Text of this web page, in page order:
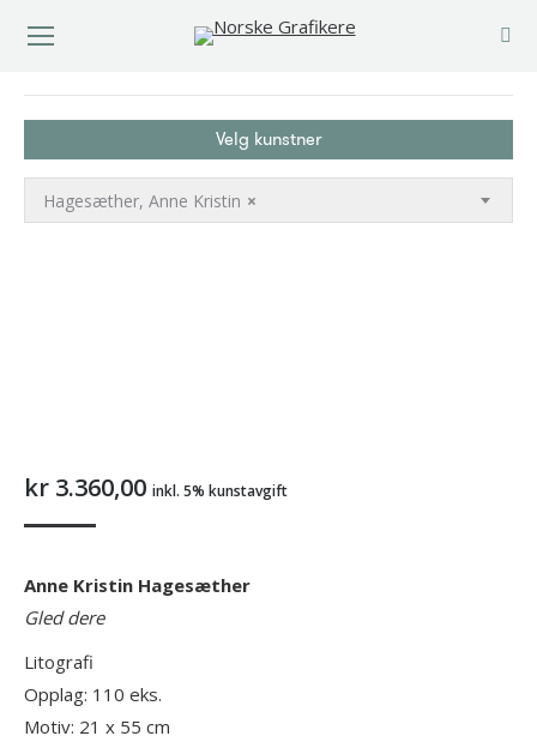
Velg kunstner
×
Hagesæther, Anne Kristin
kr 3.360,00 inkl. 5% kunstavgift
Anne Kristin Hagesæther
Gled dere
Litografi
Opplag: 110 eks.
Motiv: 21 x 55 cm